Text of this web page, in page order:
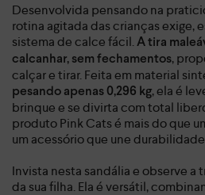
Desenvolvida pensando na
rotina agitada das crianças exige,
sistema de calce fácil. A tira
calcanhar, sem fechamentos,
calçar e tirar. Feita em material
pesando apenas 0,296 kg, ela é
brinque e se divirta com total
produto Pink Cats é mais do que
um acessório que une
Invista nesta sandália e observe a
da sua filha. Ela é versátil,